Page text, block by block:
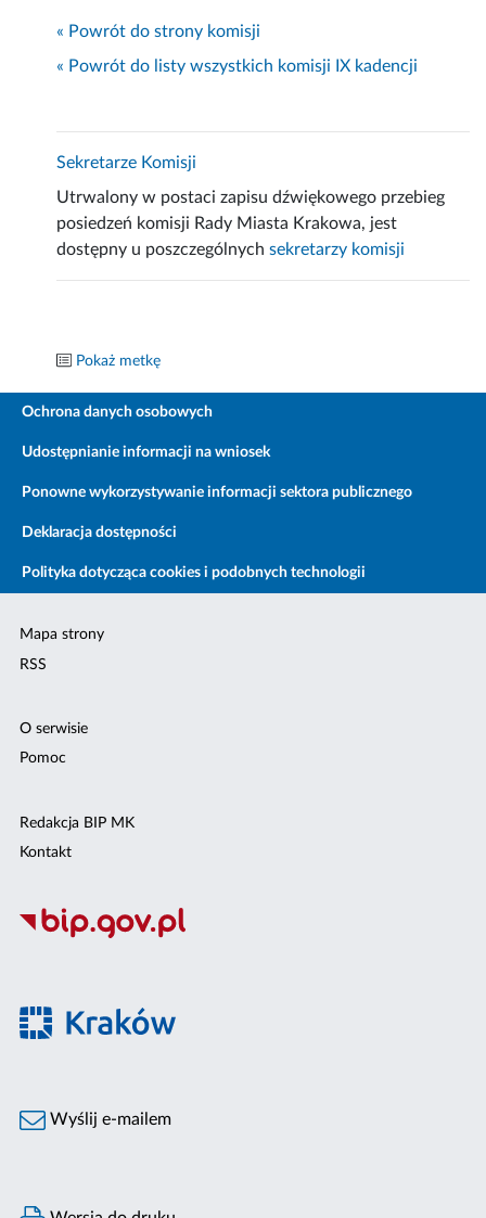
« Powrót do strony komisji
« Powrót do listy wszystkich komisji IX kadencji
Sekretarze Komisji
Utrwalony w postaci zapisu dźwiękowego przebieg
posiedzeń komisji Rady Miasta Krakowa, jest
dostępny u poszczególnychsekretarzy komisji
Pokaż metkę
Ochrona danych osobowych
Udostępnianie informacji na wniosek
Ponowne wykorzystywanie informacji sektora publicznego
Deklaracja dostępności
Polityka dotycząca cookies i podobnych technologii
Mapa strony
RSS
O serwisie
Pomoc
Redakcja BIP MK
Kontakt
Wyślij e-mailem